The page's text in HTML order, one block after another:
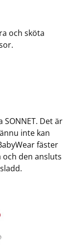
och sköta
Det är
inte kan
fäster
den ansluts